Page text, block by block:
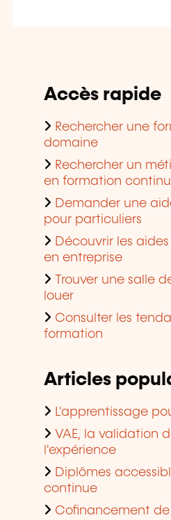
Accès rapide
Rechercher une
domaine
Rechercher un
en formation
Demander une
pour particuliers
Découvrir les
en entreprise
Trouver une salle
louer
Consulter les
formation
Articles
L'apprentissage
VAE, la validation
l'expérience
Diplômes
continue
Cofinancement